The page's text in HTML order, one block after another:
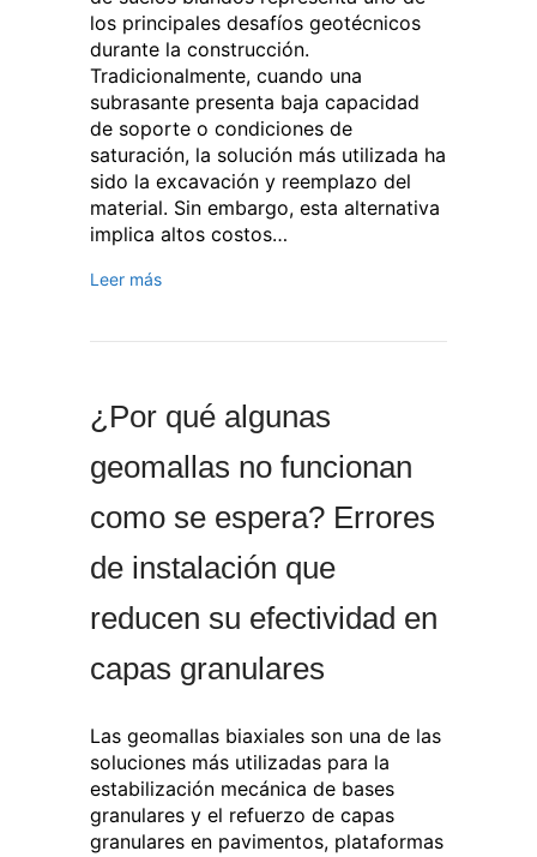
los principales desafíos geotécnicos
durante la construcción.
Tradicionalmente, cuando una
subrasante presenta baja capacidad
de soporte o condiciones de
saturación, la solución más utilizada ha
sido la excavación y reemplazo del
material. Sin embargo, esta alternativa
implica altos costos…
Leer más
¿Por qué algunas
geomallas no funcionan
como se espera? Errores
de instalación que
reducen su efectividad en
capas granulares
Las geomallas biaxiales son una de las
soluciones más utilizadas para la
estabilización mecánica de bases
granulares y el refuerzo de capas
granulares en pavimentos, plataformas